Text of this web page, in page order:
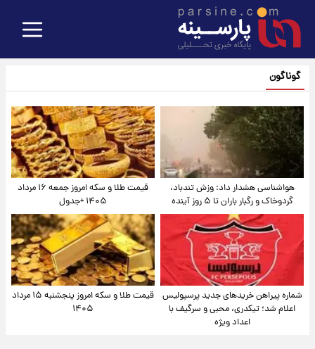
گوناگون
هواشناسی هشدار داد: وزش تندباد،
گردوخاک و رگبار باران تا ۵ روز آینده
قیمت طلا و سکه امروز جمعه ۱۶ مرداد
۱۴۰۵ +جدول
شماره پیراهن خریدهای جدید پرسپولیس
اعلام شد؛ تیکدری، محبی و سرگیف با
اعداد ویژه
قیمت طلا و سکه امروز پنجشنبه ۱۵ مرداد
۱۴۰۵